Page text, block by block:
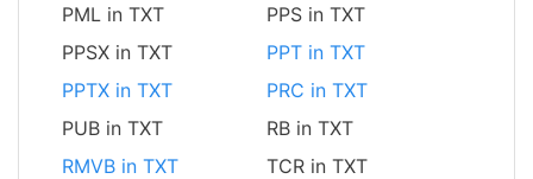
PML in TXT
PPS in TXT
PPSX in TXT
PPT in TXT
PPTX in TXT
PRC in TXT
PUB in TXT
RB in TXT
RMVB in TXT
TCR in TXT